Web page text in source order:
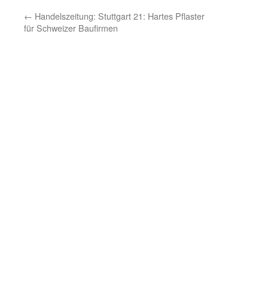
← Handelszeitung: Stuttgart 21: Hartes Pflaster
für Schweizer Baufirmen